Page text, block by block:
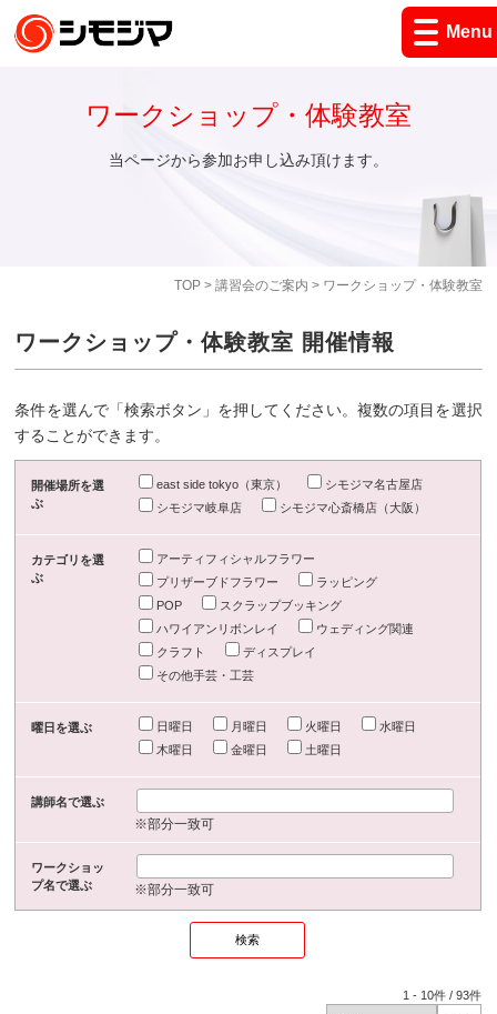
Menu
TOP> 講習会のご案内 > ワークショップ・体験教室
ワークショップ・体験教室
当ページから参加お申し込み頂けます。
ワークショップ・体験教室 開催情報
条件を選んで「検索ボタン」を押してください。複数の項目を選択
することができます。
開催場所を選
ぶ
east side tokyo（東京）
シモジマ名古屋店
シモジマ岐阜店
シモジマ心斎橋店（大阪）
カテゴリを選
ぶ
アーティフィシャルフラワー
プリザーブドフラワー
ラッピング
POP
スクラップブッキング
ハワイアンリボンレイ
ウェディング関連
クラフト
ディスプレイ
その他手芸・工芸
曜日を選ぶ 日曜日 月曜日 火曜日
水曜日
木曜日
金曜日 土曜日
講師名で選ぶ
※部分一致可
ワークショッ
プ名で選ぶ
※部分一致可
1 - 10件 /93件